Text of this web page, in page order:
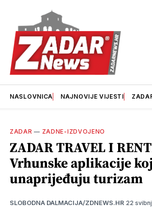
NASLOVNICA NAJNOVIJE VIJESTI
ZADAR — ZADNE-IZDVOJENO
ZADAR TRAVEL I
Vrhunske aplikacije
unaprijeđuju turizam
SLOBODNA DALMACIJA/ZDNEWS.HR 22